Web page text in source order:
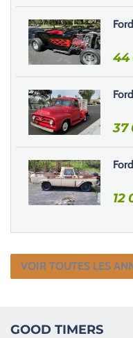
m
p
v
d
e
.
44
37
12
VOIR TOUTES LES
GOOD TIMERS